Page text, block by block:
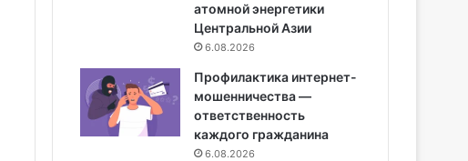
атомной энергетики
Центральной Азии
6.08.2026
Профилактика интернет-
мошенничества —
ответственность
каждого гражданина
6.08.2026